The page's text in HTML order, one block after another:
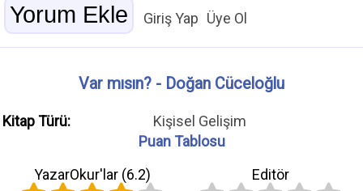
Giriş Yap Üye Ol
Var mısın? - Doğan Cüceloğlu
Kitap Türü:
Kişisel Gelişim
Puan Tablosu
YazarOkur'lar (6.2) Editör